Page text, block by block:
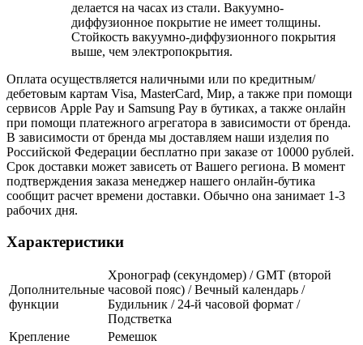
делается на часах из стали. Вакуумно-
диффузионное покрытие не имеет толщины.
Стойкость вакуумно-диффузионного покрытия
выше, чем электропокрытия.
Оплата осуществляется наличными или по кредитным/
дебетовым картам Visa, MasterCard, Мир, а также при помощи
сервисов Apple Pay и Samsung Pay в бутиках, а также онлайн
при помощи платежного агрегатора в зависимости от бренда.
В зависимости от бренда мы доставляем наши изделия по
Российской Федерации бесплатно при заказе от 10000 рублей.
Срок доставки может зависеть от Вашего региона. В момент
подтверждения заказа менеджер нашего онлайн-бутика
сообщит расчет времени доставки. Обычно она занимает 1-3
рабочих дня.
Характеристики
Дополнительные
функции
Хронограф (секундомер) / GMT (второй
часовой пояс) / Вечный календарь /
Будильник / 24-й часовой формат /
Подстветка
Крепление
Ремешок